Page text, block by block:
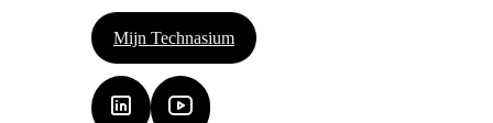
Mijn Technasium